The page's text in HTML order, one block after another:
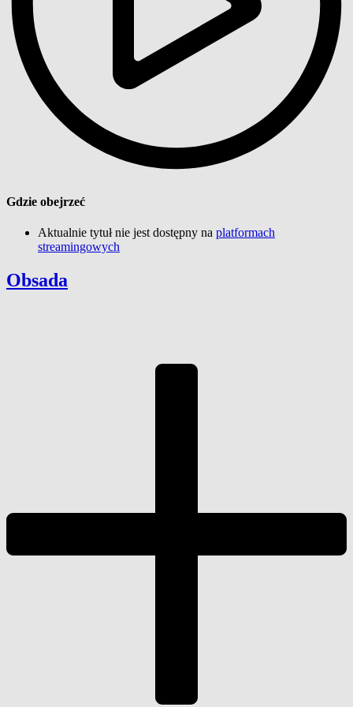
Gdzie obejrzeć
Aktualnie tytuł nie jest dostępny na platformach
streamingowych
Obsada